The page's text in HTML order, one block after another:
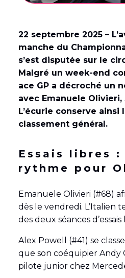
22 septembre 2025 –
manche du
s’est disputée sur le
Malgré un week-end
ace GP a décroché un
avec Emanuele Olivieri,
L’écurie conserve ainsi
classement général.
Essais libres :
rythme pour
Emanuele Olivieri (#68)
dès le vendredi. L’Italien
des deux séances d’essais
Alex Powell (#41) se
que son coéquipier Andy
pilote junior chez